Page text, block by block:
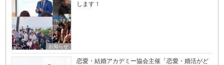
お知らせ
します！
恋愛・結婚アカデミー協会主催「恋愛・婚活がど